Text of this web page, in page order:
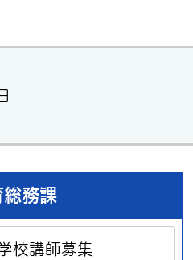
総務課
校講師募集